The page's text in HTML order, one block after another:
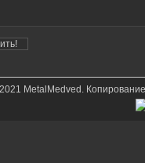
MetalMedved.